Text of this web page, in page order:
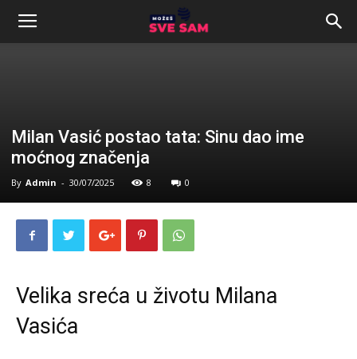
Milan Vasić postao tata: Sinu dao ime
moćnog značenja
By Admin - 30/07/2025 8 0
Velika sreća u životu Milana
Vasića